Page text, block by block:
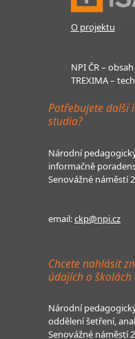
O projektu
NPI ČR – obsah
TREXIMA –
Potřebujete další
studia?
Národní
informačně
Senovážné náměstí
email:ckp@npi.cz
Chcete nahlásit
údajích o školách
Národní
oddělení šetření,
Senovážné náměstí